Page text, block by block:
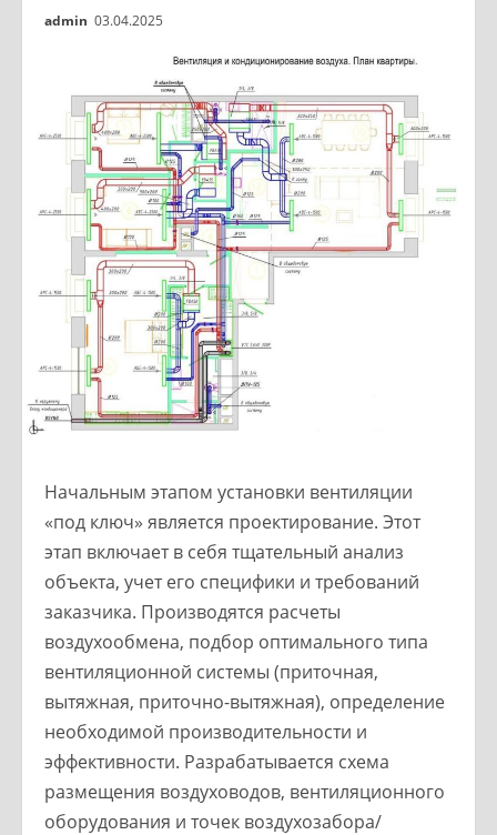
admin 03.04.2025
Начальным этапом установки вентиляции
«под ключ» является проектирование. Этот
этап включает в себя тщательный анализ
объекта, учет его специфики и требований
заказчика. Производятся расчеты
воздухообмена, подбор оптимального типа
вентиляционной системы (приточная,
вытяжная, приточно-вытяжная), определение
необходимой производительности и
эффективности. Разрабатывается схема
размещения воздуховодов, вентиляционного
оборудования и точек воздухозабора/